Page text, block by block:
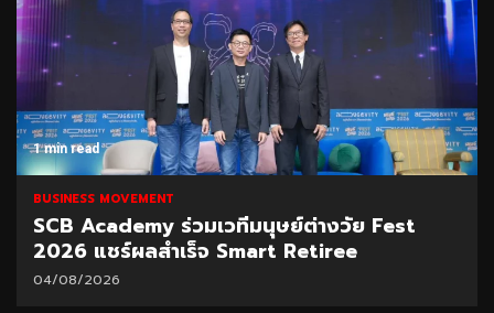
1 min read
BUSINESS MOVEMENT
SCB Academy ร่วมเวทีมนุษย์ต่างวัย Fest
2026 แชร์ผลสำเร็จ Smart Retiree
04/08/2026